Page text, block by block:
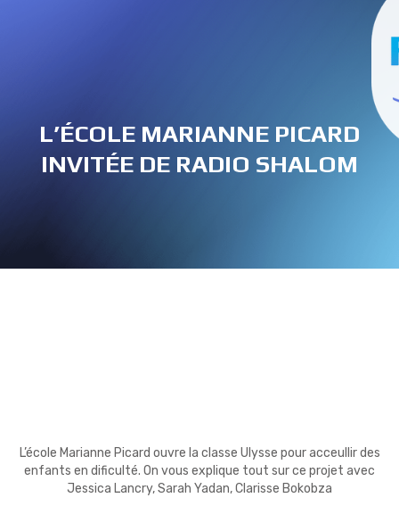
L’ÉCOLE MARIANNE PICARD
INVITÉE DE RADIO SHALOM
L’école Marianne Picard ouvre la classe Ulysse pour acceullir des
enfants en dificulté. On vous explique tout sur ce projet avec
Jessica Lancry, Sarah Yadan, Clarisse Bokobza